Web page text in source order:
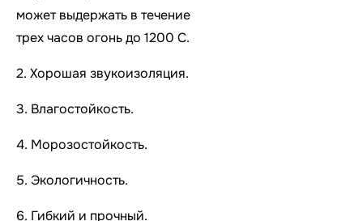
может выдержать в течение
трех часов огонь до 1200 С.
2. Хорошая звукоизоляция.
3. Влагостойкость.
4. Морозостойкость.
5. Экологичность.
6. Гибкий и прочный.